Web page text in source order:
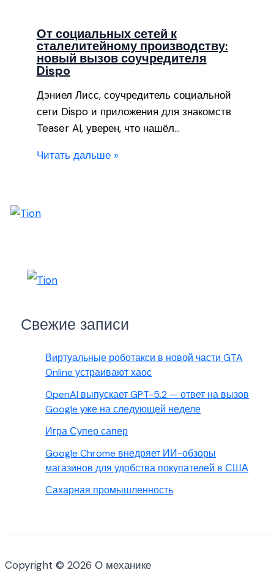
От социальных сетей к
сталелитейному производству:
новый вызов соучредителя
Dispo
Дэниел Лисс, соучредитель социальной
сети Dispo и приложения для знакомств
Teaser AI, уверен, что нашёл…
Читать дальше »
Свежие записи
Виртуальные роботакси в новой части GTA
Online устраивают хаос
OpenAI выпускает GPT-5.2 — ответ на вызов
Google уже на следующей неделе
Игра Супер сапер
Google Chrome внедряет ИИ-обзоры
магазинов для удобства покупателей в США
Сахарная промышленность
Copyright © 2026 О механике